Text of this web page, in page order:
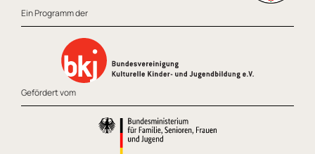
Ein Programm der
Gefördert vom